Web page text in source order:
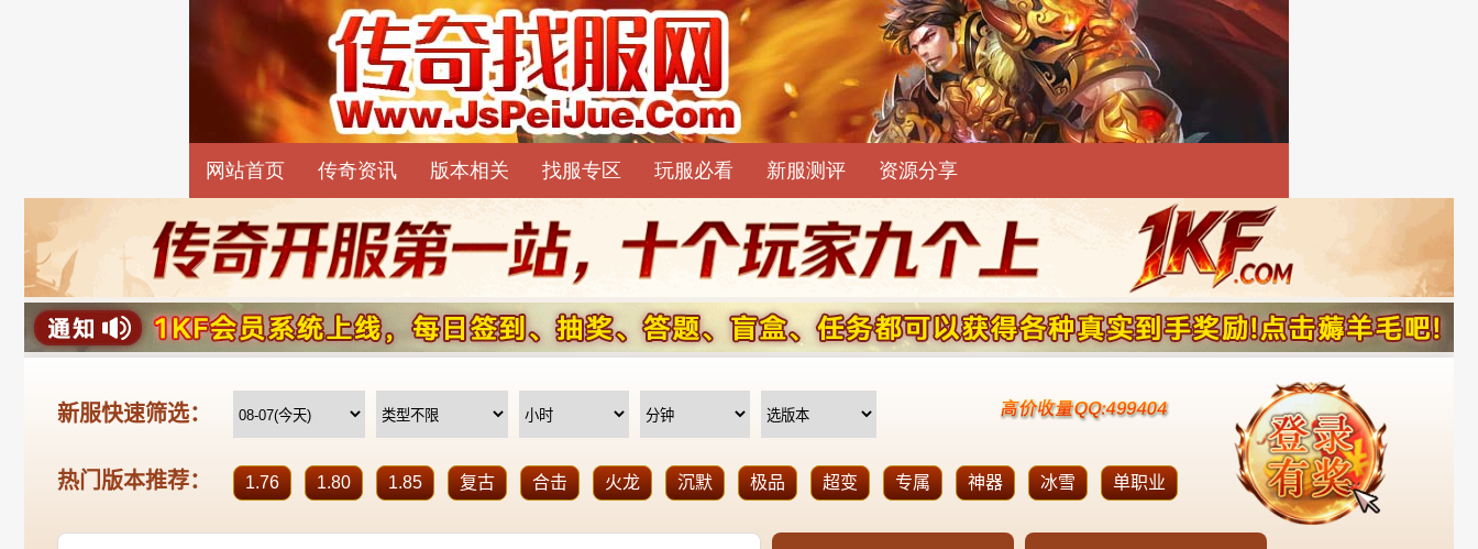
网站首页 传奇资讯 版本相关 找服专区 玩服必看 新服测评 资源分享